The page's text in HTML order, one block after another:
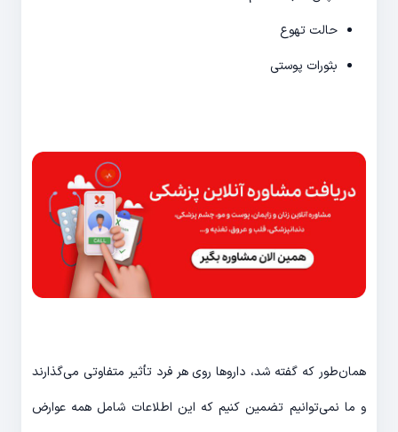
حالت تهوع
بثورات پوستی
همان‌طور که گفته شد، داروها روی هر فرد تأثیر متفاوتی می‌گذارند
و ما نمی‌توانیم تضمین کنیم که این اطلاعات شامل همه عوارض